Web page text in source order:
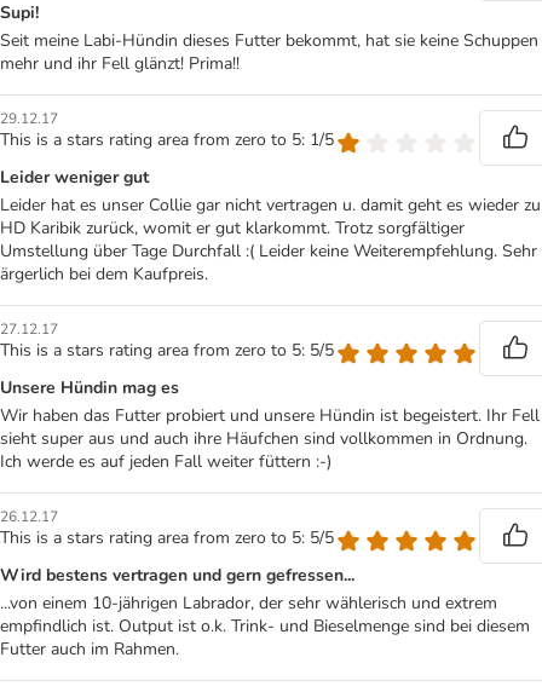
Supi!
Seit meine Labi-Hündin dieses Futter bekommt, hat sie keine Schuppen
mehr und ihr Fell glänzt! Prima!!
29.12.17
This is a stars rating area from zero to 5: 1/5
Leider weniger gut
Leider hat es unser Collie gar nicht vertragen u. damit geht es wieder zu
HD Karibik zurück, womit er gut klarkommt. Trotz sorgfältiger
Umstellung über Tage Durchfall :( Leider keine Weiterempfehlung. Sehr
ärgerlich bei dem Kaufpreis.
27.12.17
This is a stars rating area from zero to 5: 5/5
Unsere Hündin mag es
Wir haben das Futter probiert und unsere Hündin ist begeistert. Ihr Fell
sieht super aus und auch ihre Häufchen sind vollkommen in Ordnung.
Ich werde es auf jeden Fall weiter füttern :-)
26.12.17
This is a stars rating area from zero to 5: 5/5
Wird bestens vertragen und gern gefressen...
...von einem 10-jährigen Labrador, der sehr wählerisch und extrem
empfindlich ist. Output ist o.k. Trink- und Bieselmenge sind bei diesem
Futter auch im Rahmen.